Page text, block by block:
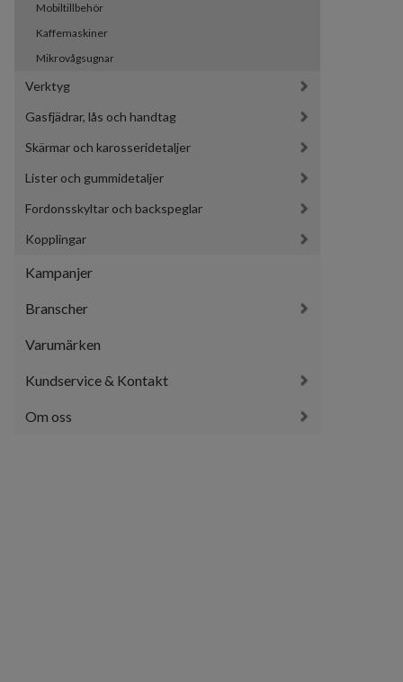
Mobiltillbehör
Kaffemaskiner
Mikrovågsugnar
Verktyg
Gasfjädrar, lås och handtag
Skärmar och karosseridetaljer
Lister och gummidetaljer
Fordonsskyltar och backspeglar
Kopplingar
Kampanjer
Branscher
Varumärken
Kundservice & Kontakt
Om oss